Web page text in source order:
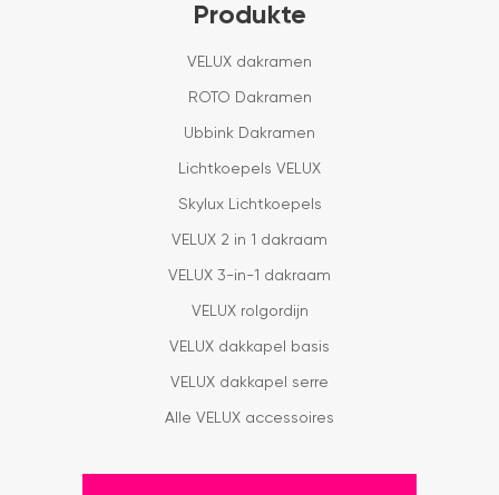
Produkte
VELUX dakramen
ROTO Dakramen
Ubbink Dakramen
Lichtkoepels VELUX
Skylux Lichtkoepels
VELUX 2 in 1 dakraam
VELUX 3-in-1 dakraam
VELUX rolgordijn
VELUX dakkapel basis
VELUX dakkapel serre
Alle VELUX accessoires